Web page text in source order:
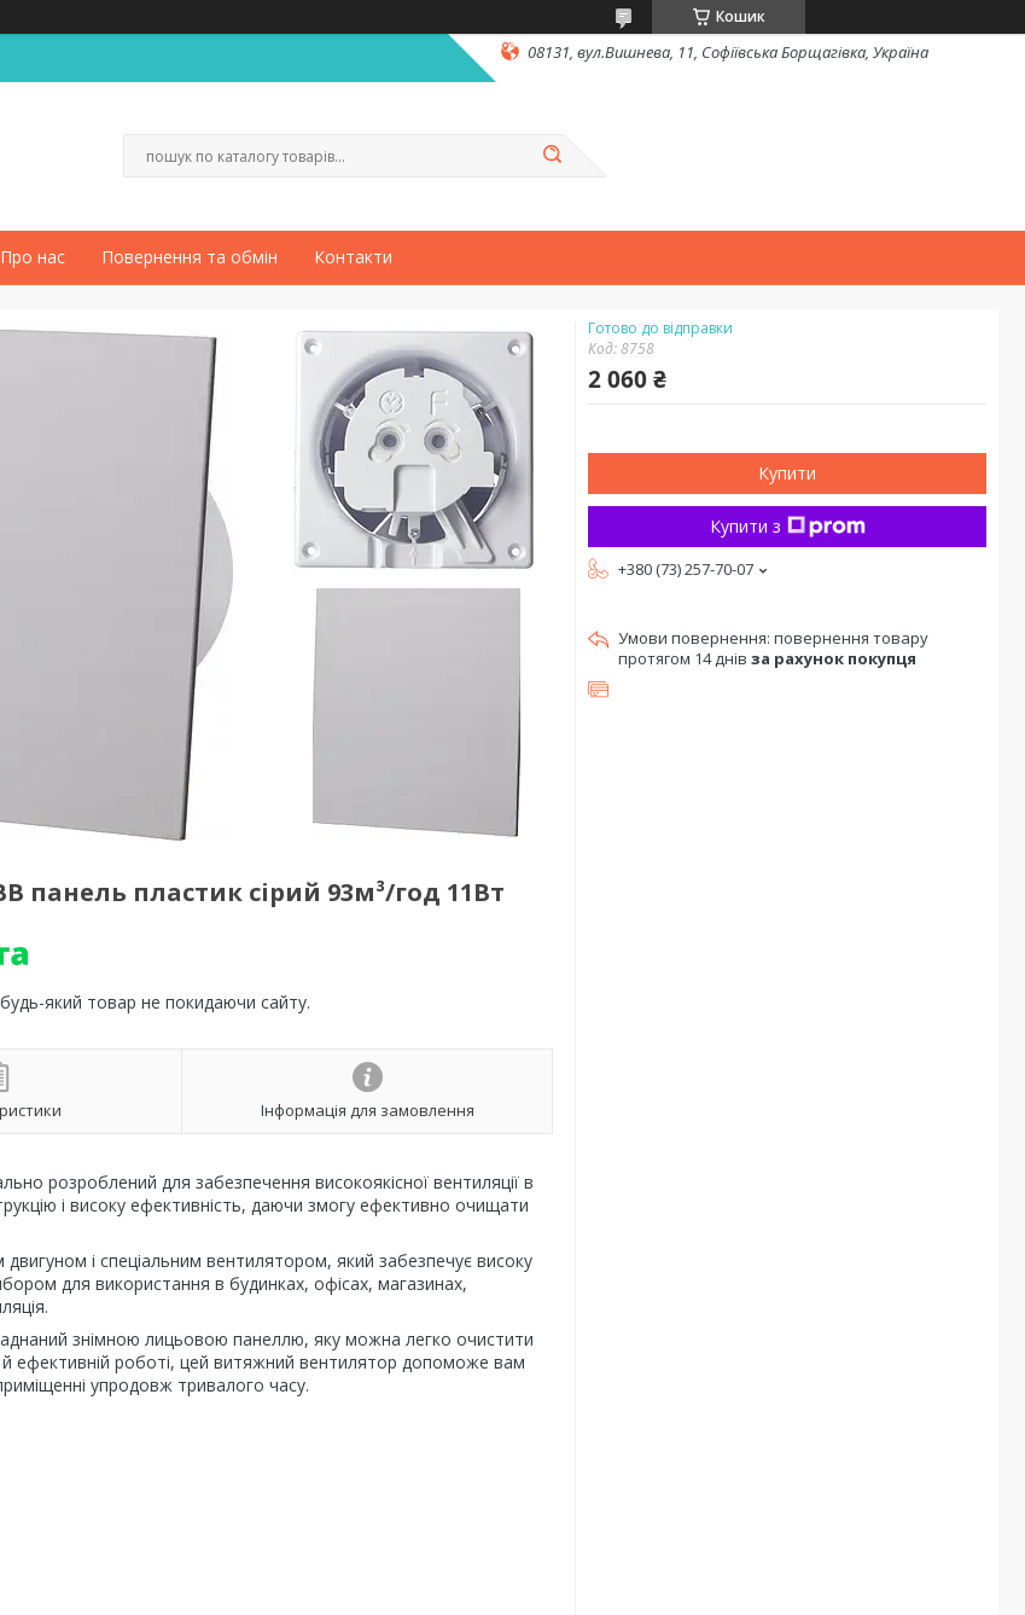
Кошик
08131, вул.Вишнева, 11, Софіївська Борщагівка, Україна
Про нас Повернення та обмін Контакти
панель пластик сірий 93м³/год 11Вт
який товар не покидаючи сайту.
Інформація для замовлення
розроблений для забезпечення високоякісної вентиляції в
і високу ефективність, даючи змогу ефективно очищати
і спеціальним вентилятором, який забезпечує високу
для використання в будинках, офісах, магазинах,
знімною лицьовою панеллю, яку можна легко очистити
й ефективній роботі, цей витяжний вентилятор допоможе вам
упродовж тривалого часу.
Готово до відправки
Код:8758
2 060 ₴
Купити
Купити з
+380 (73) 257-70-07
повернення товару
протягом 14 днів за рахунок покупця